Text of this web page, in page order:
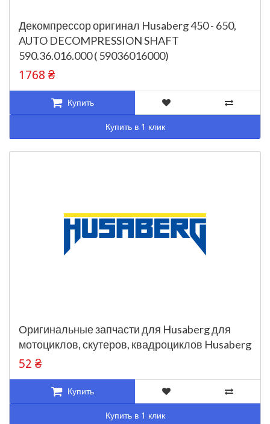
Декомпрессор оригинал Husaberg 450 - 650,
AUTO DECOMPRESSION SHAFT
590.36.016.000 ( 59036016000)
1768 ₴
Купить
Купить в 1 клик
Оригинальные запчасти для Husaberg для
мотоциклов, скутеров, квадроциклов Husaberg
52 ₴
Купить
Купить в 1 клик